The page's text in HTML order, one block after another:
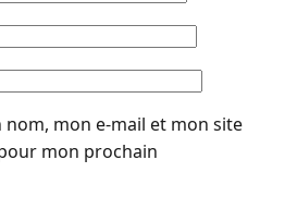
mon e-mail et mon site
mon prochain